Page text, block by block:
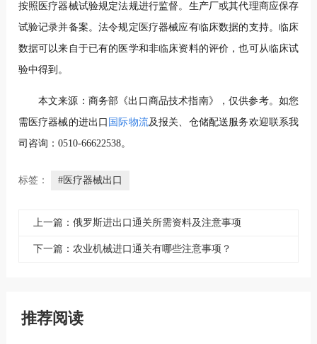
按照医疗器械试验规定法规进行监督。生产厂或其代理商应保存
试验记录并备案。法令规定医疗器械应有临床数据的支持。临床
数据可以来自于已有的医学和非临床资料的评价，也可从临床试
验中得到。
本文来源：商务部《出口商品技术指南》，仅供参考。如您
需医疗器械的进出口 国际物流及报关、仓储配送服务欢迎联系我
司咨询：0510-66622538。
标签： #医疗器械出口
上一篇：俄罗斯进出口通关所需资料及注意事项
下一篇：农业机械进口通关有哪些注意事项？
推荐阅读